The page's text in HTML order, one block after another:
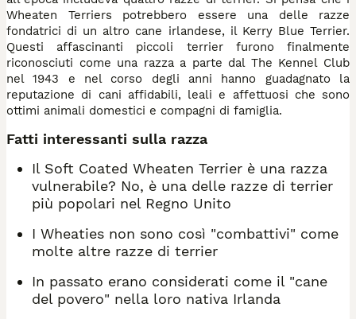
Wheaten Terriers potrebbero essere una delle razze
fondatrici di un altro cane irlandese, il Kerry Blue Terrier.
Questi affascinanti piccoli terrier furono finalmente
riconosciuti come una razza a parte dal The Kennel Club
nel 1943 e nel corso degli anni hanno guadagnato la
reputazione di cani affidabili, leali e affettuosi che sono
ottimi animali domestici e compagni di famiglia.
Fatti interessanti sulla razza
Il Soft Coated Wheaten Terrier è una razza
vulnerabile? No, è una delle razze di terrier
più popolari nel Regno Unito
I Wheaties non sono così "combattivi" come
molte altre razze di terrier
In passato erano considerati come il "cane
del povero" nella loro nativa Irlanda